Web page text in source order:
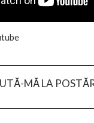
MĂ LA